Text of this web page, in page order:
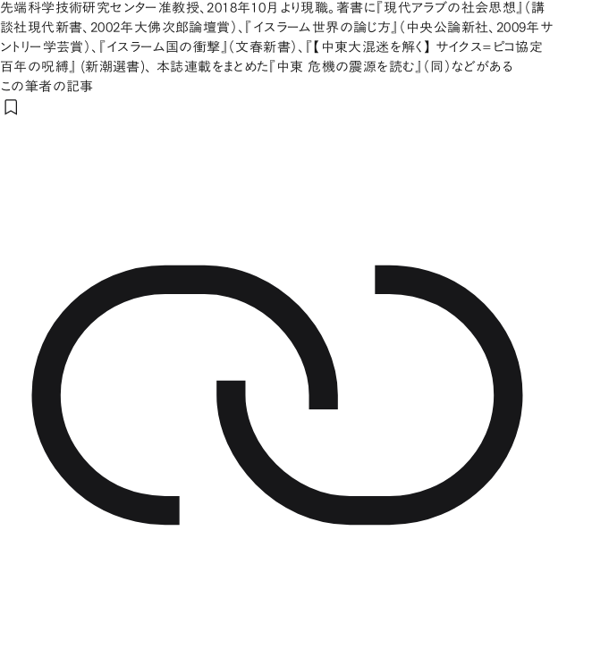
先端科学技術研究センター准教授、2018年10月より現職。著書に『現代アラブの社会思想』（講
談社現代新書、2002年大佛次郎論壇賞）、『イスラーム世界の論じ方』（中央公論新社、2009年サ
ントリー学芸賞）、『イスラーム国の衝撃』（文春新書）、『【中東大混迷を解く】 サイクス=ピコ協定
百年の呪縛』 (新潮選書)、 本誌連載をまとめた『中東 危機の震源を読む』（同）などがある
この筆者の記事